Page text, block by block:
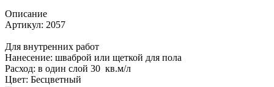
Описание
Артикул: 2057
Для внутренних работ
Нанесение: шваброй или щеткой для пола
Расход: в один слой 30 кв.м/л
Цвет: Бесцветный